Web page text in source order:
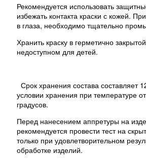
Рекомендуется использовать
избежать контакта краски с кожей.
в глаза, необходимо тщательно
Хранить краску в герметично
недоступном для детей.
Срок хранения состава составляет
условии хранения при температуре
градусов.
Перед нанесением аппретуры на
рекомендуется провести тест на
только при удовлетворительном
обработке изделий.